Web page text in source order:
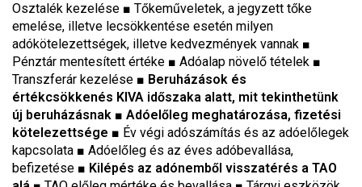
Osztalék kezelése ■ Tőkeműveletek, a jegyzett tőke
emelése, illetve lecsökkentése esetén milyen
adókötelezettségek, illetve kedvezmények vannak ■
Pénztár mentesített értéke ■ Adóalap növelő tételek ■
Transzferár kezelése ■ Beruházások és
értékcsökkenés KIVA időszaka alatt, mit tekinthetünk
új beruházásnak ■ Adóelőleg meghatározása, fizetési
kötelezettsége ■ Év végi adószámítás és az adóelőlegek
kapcsolata ■ Adóelőleg és az éves adóbevallása,
befizetése ■ Kilépés az adónemből visszatérés a TAO